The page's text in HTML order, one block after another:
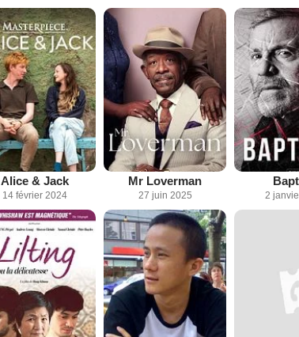
Alice & Jack
14 février 2024
Mr Loverman
27 juin 2025 2